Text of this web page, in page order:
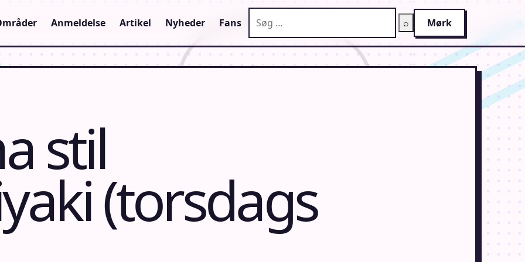
Anmeldelse Artikel Nyheder Fans ⌕ Mørk
stil
(torsdags